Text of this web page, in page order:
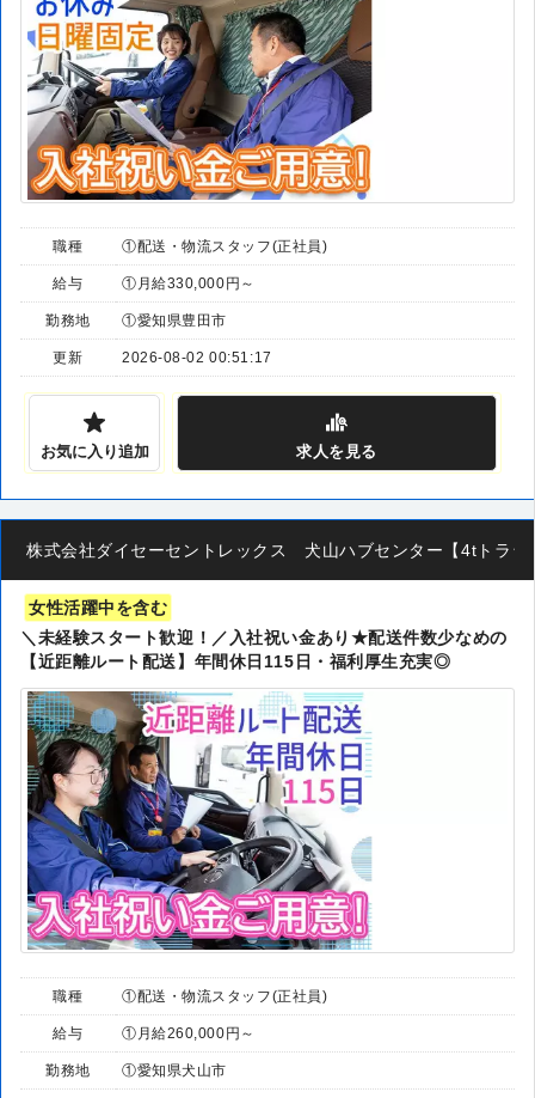
職種 ①配送・物流スタッフ(正社員)
給与 ①月給330,000円～
勤務地 ①愛知県豊田市
更新 2026-08-02 00:51:17
お気に入り追加 求人 を見る
株式会社ダイセーセントレックス 犬山ハブセンター【4tトラッ
女性活躍中を含む
＼未経験スタート歓迎！／入社祝い金あり★配送件数少なめの
【近距離ルート配送】年間休日115日・福利厚生充実◎
職種 ①配送・物流スタッフ(正社員)
給与 ①月給260,000円～
勤務地 ①愛知県犬山市